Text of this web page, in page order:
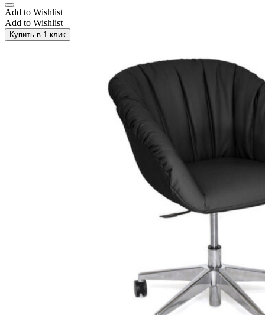
Add to Wishlist
Add to Wishlist
Купить в 1 клик